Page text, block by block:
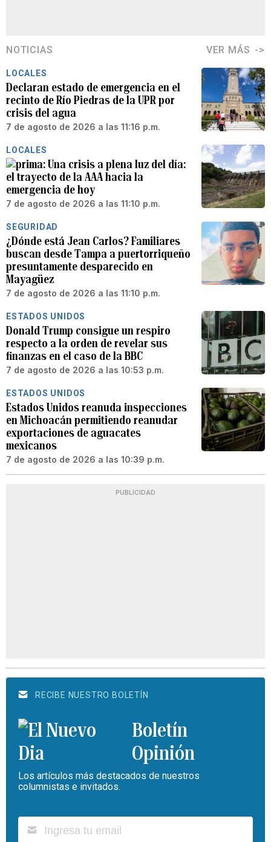
NOTICIAS VER MÁS
LOCALES
Declaran estado de emergencia en el
recinto de Río Piedras de la UPR por
crisis del agua
7 de agosto de 2026 a las 11:16 p.m.
LOCALES
Una crisis a plena luz del día:
el trayecto de la AAA hacia la
emergencia de hoy
7 de agosto de 2026 a las 11:10 p.m.
SEGURIDAD
¿Dónde está Jean Carlos? Familiares
buscan desde Tampa a puertorriqueño
presuntamente desparecido en
Mayagüez
7 de agosto de 2026 a las 11:10 p.m.
ESTADOS UNIDOS
Donald Trump consigue un respiro
respecto a la orden de revelar sus
finanzas en el caso de la BBC
7 de agosto de 2026 a las 10:53 p.m.
ESTADOS UNIDOS
Estados Unidos reanuda inspecciones
en Michoacán permitiendo reanudar
exportaciones de aguacates
mexicanos
7 de agosto de 2026 a las 10:39 p.m.
PUBLICIDAD
RECIBE NUESTRO BOLETÍN
Boletín
Opinión
Los artículos más destacados de nuestros
columnistas e invitados.